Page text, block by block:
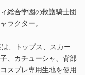
総合学園の救護騎士団
ラクター。
、トップス、スカー
、カチューシャ、背部
スプレ専用生地を使用